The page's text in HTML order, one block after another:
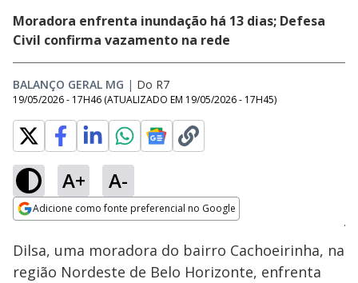
Moradora enfrenta inundação há 13 dias; Defesa
Civil confirma vazamento na rede
BALANÇO GERAL MG | Do R7
19/05/2026 - 17H46 (ATUALIZADO EM 19/05/2026 - 17H45)
A+ A-
Adicione como fonte preferencial no Google
Ativar
Loaded:
53.95%
Dilsa, uma moradora do bairro Cachoeirinha, na
região Nordeste de Belo Horizonte, enfrenta